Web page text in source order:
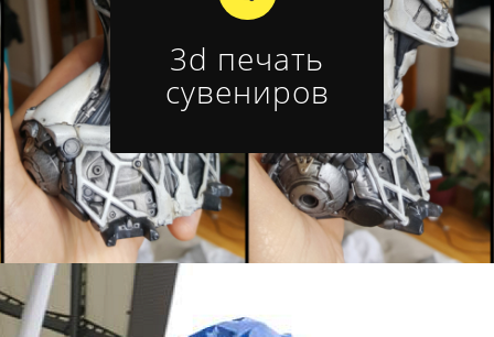
3d печать
сувениров